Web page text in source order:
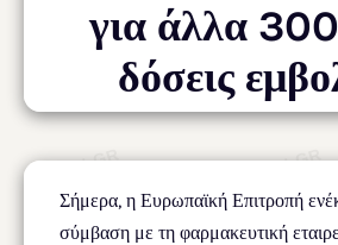
για άλλα
δόσεις
Σήμερα, η Ευρωπαϊκή Επιτροπή
σύμβαση με τη φαρμακευτική